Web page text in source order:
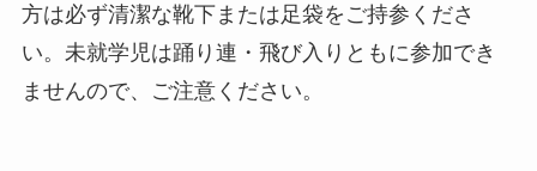
方は必ず清潔な靴下または足袋をご持参くださ
い。未就学児は踊り連・飛び入りともに参加でき
ませんので、ご注意ください。